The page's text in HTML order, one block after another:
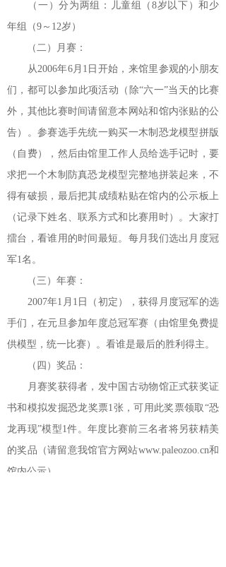
（一）分为两组：儿童组（8岁以下）和少
年组（9～12岁）
（二）月赛：
从2006年6月1日开始，来馆里参观的小朋友
们，都可以参加此项活动（除“六一”当天的比赛
外，其他比赛时间请留意本网站和馆内张贴的公
告）。参赛选手先统一购买一木制恐龙模型拼版
（自费），然后由馆里工作人员给选手记时，要
求把一个木制防真恐龙模型完整地拼装起来，不
得有破损，最后把其成绩粘贴在馆内的公示板上
（记录下姓名、联系方式和比赛用时）。大家打
擂台，看谁用的时间最短。每月我们选出月度冠
军1名。
（三）年赛：
2007年1月1日（初定），获得月度冠军的选
手们，在元旦参加年度总冠军赛（由馆里免费提
供模型，统一比赛）。看谁是最后的胜利得主。
（四）奖品：
月赛奖获得者，发中国古动物馆正式获奖证
书和模拟发掘恐龙奖票1张，可用此奖票领取“恐
龙再现”模型1件。年度比赛前三名者将另获精美
的奖品（请留意我馆官方网站www.paleozoo.cn和
馆内公示）。